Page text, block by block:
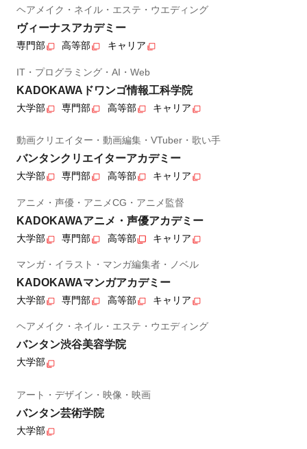
ヘアメイク・ネイル・エステ・ウエディング
ヴィーナスアカデミー
専門部 高等部 キャリア
IT・プログラミング・AI・Web
KADOKAWAドワンゴ情報工科学院
大学部 専門部 高等部 キャリア
動画クリエイター・動画編集・VTuber・歌い手
バンタンクリエイターアカデミー
大学部 専門部 高等部 キャリア
アニメ・声優・アニメCG・アニメ監督
KADOKAWAアニメ・声優アカデミー
大学部 専門部 高等部 キャリア
マンガ・イラスト・マンガ編集者・ノベル
KADOKAWAマンガアカデミー
大学部 専門部 高等部 キャリア
ヘアメイク・ネイル・エステ・ウエディング
バンタン渋谷美容学院
大学部
アート・デザイン・映像・映画
バンタン芸術学院
大学部